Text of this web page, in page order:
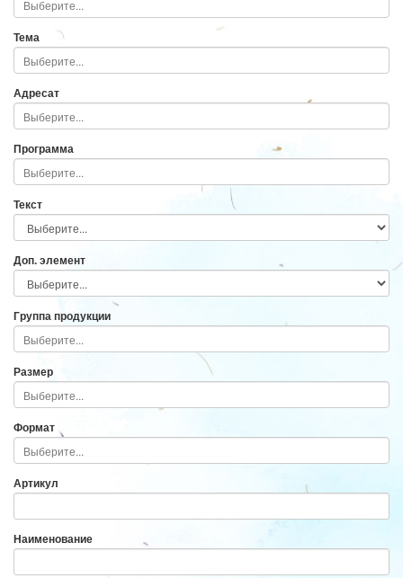
Тема
Адресат
Программа
Текст
Доп. элемент
Группа продукции
Размер
Формат
Артикул
Наименование